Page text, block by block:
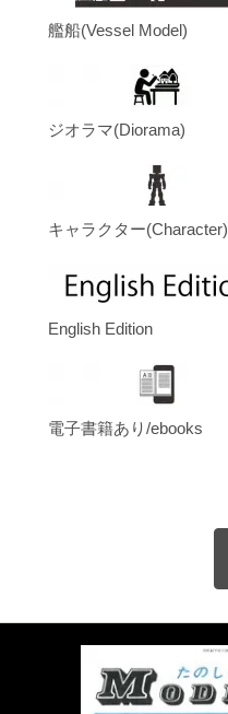
艦船(Vessel Model)
ジオラマ(Diorama)
キャラクター(Character)
English Edition
電子書籍あり/ebooks